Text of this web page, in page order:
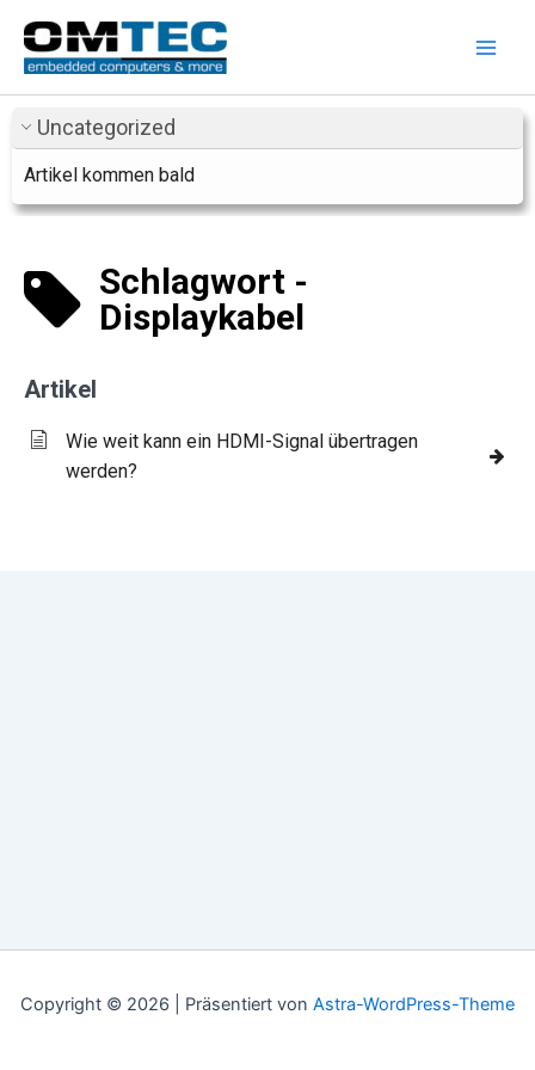
Inhalt
springen
Uncategorized
Artikel kommen bald
Schlagwort -
Displaykabel
Artikel
Wie weit kann ein HDMI-Signal übertragen
werden?
Copyright © 2026 | Präsentiert von Astra-WordPress-Theme